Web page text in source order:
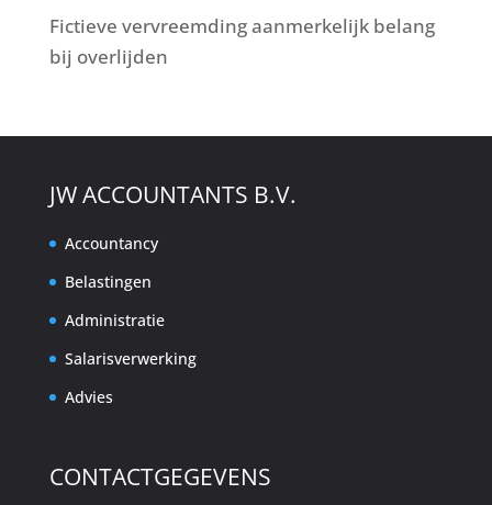
Fictieve vervreemding aanmerkelijk belang
bij overlijden
JW ACCOUNTANTS B.V.
Accountancy
Belastingen
Administratie
Salarisverwerking
Advies
CONTACTGEGEVENS